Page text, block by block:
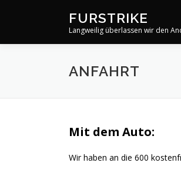
FURSTRIKE
Langweilig überlassen wir den
ANFAHRT
Mit dem Auto:
Wir haben an die 600